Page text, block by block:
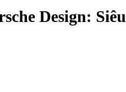
Design: